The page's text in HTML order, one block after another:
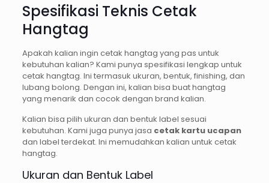
Spesifikasi Teknis Cetak
Hangtag
Apakah kalian ingin cetak hangtag yang pas untuk
kebutuhan kalian? Kami punya spesifikasi lengkap untuk
cetak hangtag. Ini termasuk ukuran, bentuk, finishing, dan
lubang bolong. Dengan ini, kalian bisa buat hangtag
yang menarik dan cocok dengan brand kalian.
Kalian bisa pilih ukuran dan bentuk label sesuai
kebutuhan. Kami juga punya jasa cetak kartu ucapan
dan label terdekat. Ini memudahkan kalian untuk cetak
hangtag.
Ukuran dan Bentuk Label